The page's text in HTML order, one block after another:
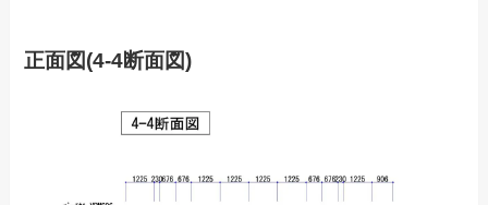
正面図(4-4断面図)